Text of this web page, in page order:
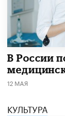
В России
12 МАЯ
КУЛЬТУРА